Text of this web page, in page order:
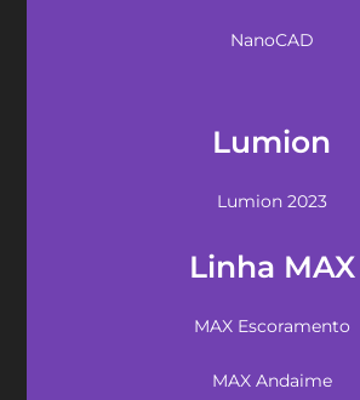
NanoCAD
Lumion
Lumion 2023
Linha MAX
MAX Escoramento
MAX Andaime